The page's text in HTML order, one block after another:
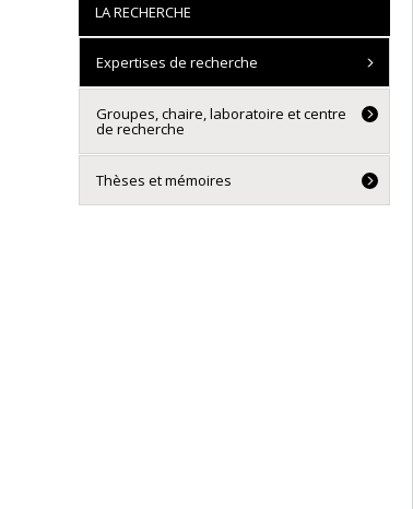
LA RECHERCHE
Expertises de recherche
Groupes, chaire, laboratoire et centre
de recherche
Thèses et mémoires